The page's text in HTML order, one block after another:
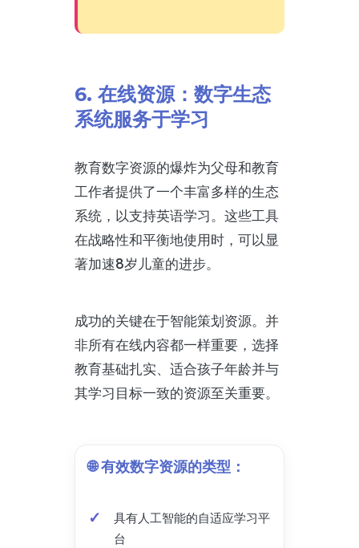
6. 在线资源：数字生态
系统服务于学习
教育数字资源的爆炸为父母和教育
工作者提供了一个丰富多样的生态
系统，以支持英语学习。这些工具
在战略性和平衡地使用时，可以显
著加速8岁儿童的进步。
成功的关键在于智能策划资源。并
非所有在线内容都一样重要，选择
教育基础扎实、适合孩子年龄并与
其学习目标一致的资源至关重要。
🌐 有效数字资源的类型：
具有人工智能的自适应学习平
台